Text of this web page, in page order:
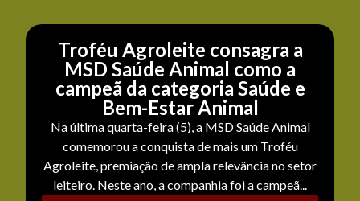
Troféu Agroleite consagra a
MSD Saúde Animal como a
campeã da categoria Saúde e
Bem-Estar Animal
Na última quarta-feira (5), a MSD Saúde Animal
comemorou a conquista de mais um Troféu
Agroleite, premiação de ampla relevância no setor
leiteiro. Neste ano, a companhia foi a campeã...